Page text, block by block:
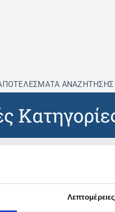
Λεπτομέρειες
ΑΝΑΖΗΤΗΣΗΣ